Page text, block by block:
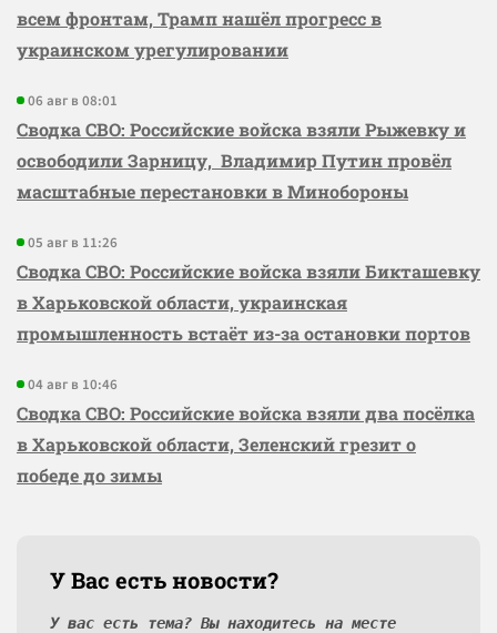
всем фронтам, Трамп нашёл прогресс в
украинском урегулировании
06 авг в 08:01
Сводка СВО: Российские войска взяли Рыжевку и
освободили Зарницу, Владимир Путин провёл
масштабные перестановки в Минобороны
05 авг в 11:26
Сводка СВО: Российские войска взяли Бикташевку
в Харьковской области, украинская
промышленность встаёт из-за остановки портов
04 авг в 10:46
Сводка СВО: Российские войска взяли два посёлка
в Харьковской области, Зеленский грезит о
победе до зимы
У Вас есть новости?
У вас есть тема? Вы находитесь на месте